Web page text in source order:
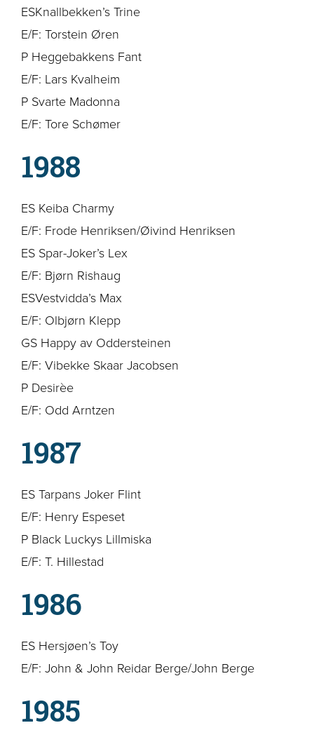
ESKnallbekken’s Trine
E/F: Torstein Øren
P Heggebakkens Fant
E/F: Lars Kvalheim
P Svarte Madonna
E/F: Tore Schømer
1988
ES Keiba Charmy
E/F: Frode Henriksen/Øivind Henriksen
ES Spar-Joker’s Lex
E/F: Bjørn Rishaug
ESVestvidda’s Max
E/F: Olbjørn Klepp
GS Happy av Oddersteinen
E/F: Vibekke Skaar Jacobsen
P Desirèe
E/F: Odd Arntzen
1987
ES Tarpans Joker Flint
E/F: Henry Espeset
P Black Luckys Lillmiska
E/F: T. Hillestad
1986
ES Hersjøen’s Toy
E/F: John & John Reidar Berge/John Berge
1985